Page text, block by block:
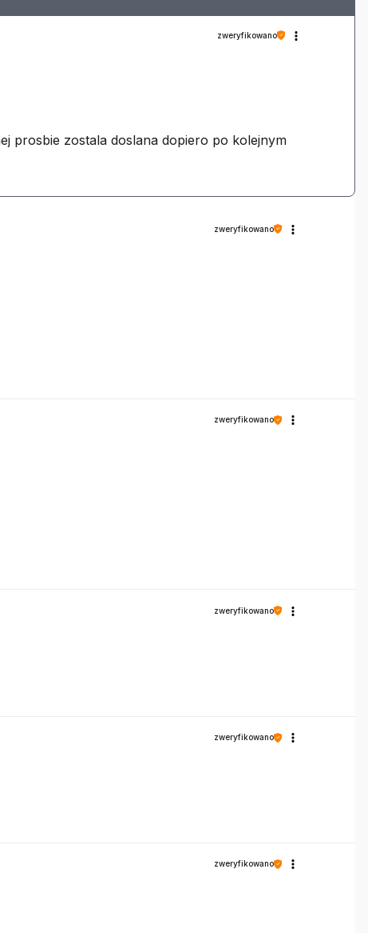
zweryfikowano
prosbie zostala doslana dopiero po kolejnym
zweryfikowano
zweryfikowano
zweryfikowano
zweryfikowano
zweryfikowano